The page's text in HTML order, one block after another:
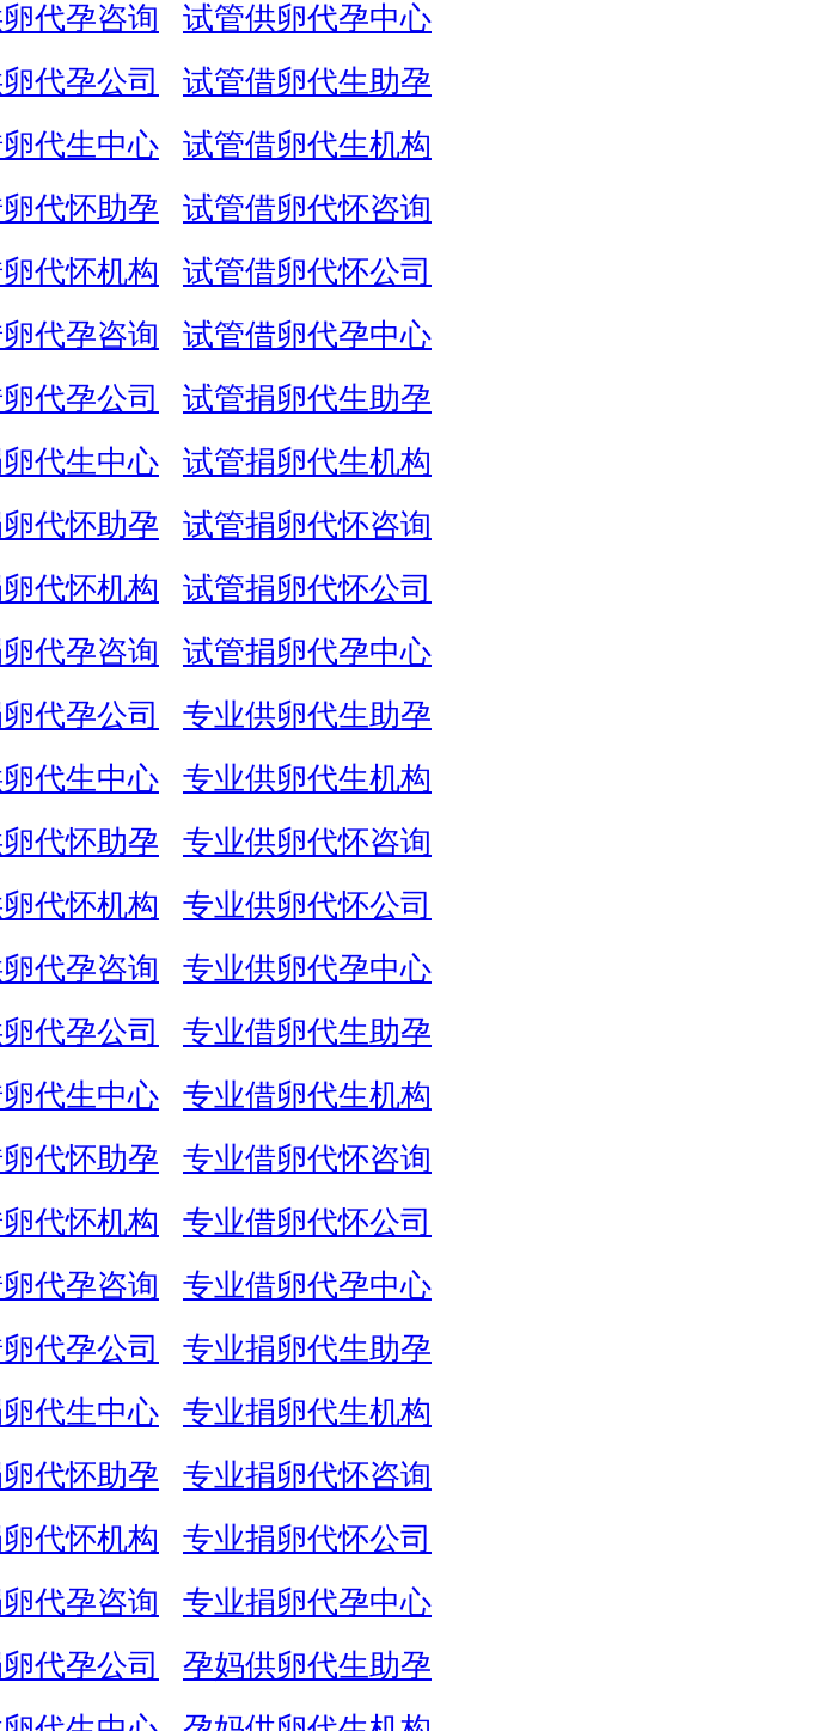
代孕咨询
试管供卵代孕中心
代孕公司
试管借卵代生助孕
代生中心
试管借卵代生机构
代怀助孕
试管借卵代怀咨询
代怀机构
试管借卵代怀公司
代孕咨询
试管借卵代孕中心
代孕公司
试管捐卵代生助孕
代生中心
试管捐卵代生机构
代怀助孕
试管捐卵代怀咨询
代怀机构
试管捐卵代怀公司
代孕咨询
试管捐卵代孕中心
代孕公司
专业供卵代生助孕
代生中心
专业供卵代生机构
代怀助孕
专业供卵代怀咨询
代怀机构
专业供卵代怀公司
代孕咨询
专业供卵代孕中心
代孕公司
专业借卵代生助孕
代生中心
专业借卵代生机构
代怀助孕
专业借卵代怀咨询
代怀机构
专业借卵代怀公司
代孕咨询
专业借卵代孕中心
代孕公司
专业捐卵代生助孕
代生中心
专业捐卵代生机构
代怀助孕
专业捐卵代怀咨询
代怀机构
专业捐卵代怀公司
代孕咨询
专业捐卵代孕中心
代孕公司
孕妈供卵代生助孕